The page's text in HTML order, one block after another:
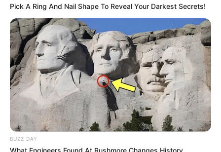
Serem! 9 Chat Ojek Online &
Pelanggan Ini Bikin Auto
Merinding
Pick A Ring And Nail Shape To Reveal Your Darkest Secrets!
BUZZ DAY